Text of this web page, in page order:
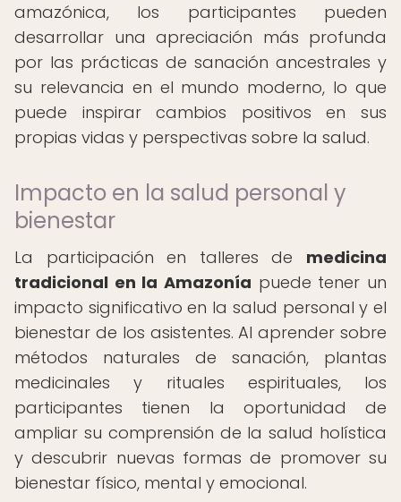
amazónica, los participantes pueden
desarrollar una apreciación más profunda
por las prácticas de sanación ancestrales y
su relevancia en el mundo moderno, lo que
puede inspirar cambios positivos en sus
propias vidas y perspectivas sobre la salud.
Impacto en la salud personal y
bienestar
La participación en talleres de medicina
tradicional en la Amazonía puede tener un
impacto significativo en la salud personal y el
bienestar de los asistentes. Al aprender sobre
métodos naturales de sanación, plantas
medicinales y rituales espirituales, los
participantes tienen la oportunidad de
ampliar su comprensión de la salud holística
y descubrir nuevas formas de promover su
bienestar físico, mental y emocional.